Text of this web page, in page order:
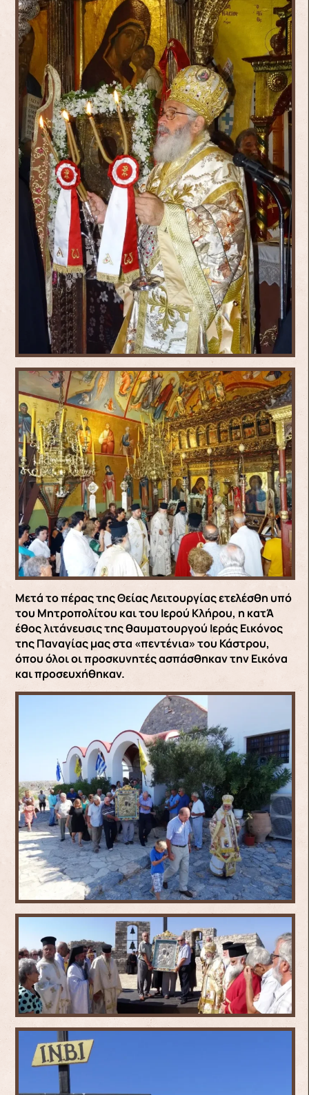
Μετά το πέρας της Θείας Λειτουργίας ετελέσθη υπό
του Μητροπολίτου και του Ιερού Κλήρου, η κατΆ
έθος λιτάνευσις της θαυματουργού Ιεράς Εικόνος
της Παναγίας μας στα «πεντένια» του Κάστρου,
όπου όλοι οι προσκυνητές ασπάσθηκαν την Εικόνα
και προσευχήθηκαν.